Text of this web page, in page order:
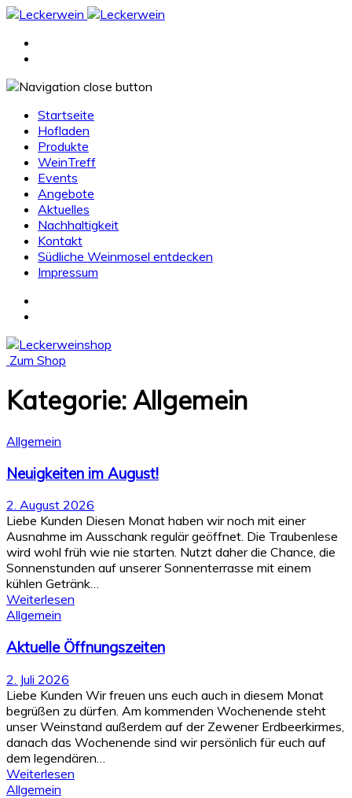
Startseite
Hofladen
Produkte
WeinTreff
Events
Angebote
Aktuelles
Nachhaltigkeit
Kontakt
Südliche Weinmosel entdecken
Impressum
Zum Shop
Kategorie: Allgemein
Allgemein
Neuigkeiten im August!
2. August 2026
Liebe Kunden Diesen Monat haben wir noch mit einer
Ausnahme im Ausschank regulär geöffnet. Die Traubenlese
wird wohl früh wie nie starten. Nutzt daher die Chance, die
Sonnenstunden auf unserer Sonnenterrasse mit einem
kühlen Getränk…
Weiterlesen
Allgemein
Aktuelle Öffnungszeiten
2. Juli 2026
Liebe Kunden Wir freuen uns euch auch in diesem Monat
begrüßen zu dürfen. Am kommenden Wochenende steht
unser Weinstand außerdem auf der Zewener Erdbeerkirmes,
danach das Wochenende sind wir persönlich für euch auf
dem legendären…
Weiterlesen
Allgemein